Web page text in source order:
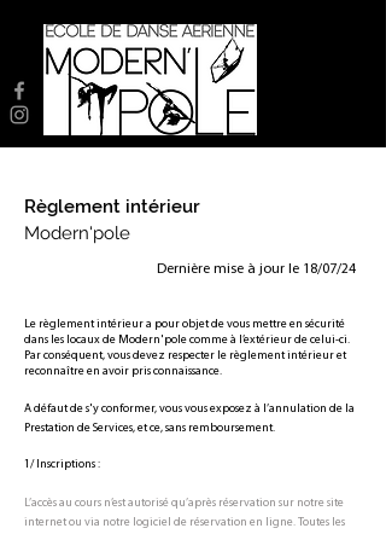
Règlement intérieur
Modern'pole
Dernière mise à jour le 18/07/24
Le règlement intérieur a pour objet de vous mettre en sécurité
dans les locaux de Modern'pole comme à l’extérieur de celui-ci.
Par conséquent, vous devez respecter le règlement intérieur et
reconnaître en avoir pris connaissance.
A défaut de s'y conformer, vous vous exposez à l’annulation de la
Prestation de Services, et ce, sans remboursement.
1/ ​​ Inscriptions :
L’accès au cours n’est autorisé qu’après réservation sur notre site
internet ou via notre logiciel de réservation en ligne. Toutes les